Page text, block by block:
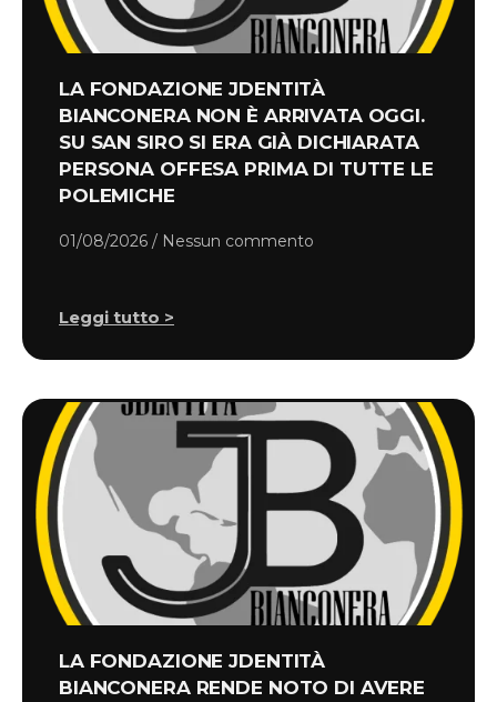
LA FONDAZIONE JDENTITÀ
BIANCONERA NON È ARRIVATA OGGI.
SU SAN SIRO SI ERA GIÀ DICHIARATA
PERSONA OFFESA PRIMA DI TUTTE LE
POLEMICHE
01/08/2026 Nessun commento
Leggi tutto >
LA FONDAZIONE JDENTITÀ
BIANCONERA RENDE NOTO DI AVERE